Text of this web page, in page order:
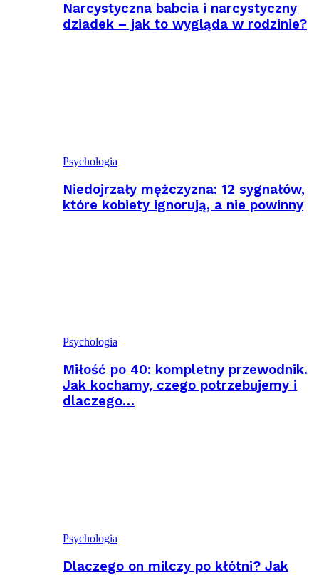
Narcystyczna babcia i narcystyczny
dziadek – jak to wygląda w rodzinie?
Psychologia
Niedojrzały mężczyzna: 12 sygnałów,
które kobiety ignorują, a nie powinny
Psychologia
Miłość po 40: kompletny przewodnik.
Jak kochamy, czego potrzebujemy i
dlaczego…
Psychologia
Dlaczego on milczy po kłótni? Jak